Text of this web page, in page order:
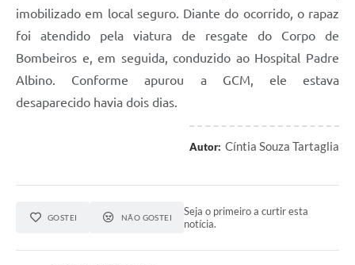
imobilizado em local seguro. Diante do ocorrido, o rapaz
foi atendido pela viatura de resgate do Corpo de
Bombeiros e, em seguida, conduzido ao Hospital Padre
Albino. Conforme apurou a GCM, ele estava
desaparecido havia dois dias.
Autor: Cíntia Souza Tartaglia
GOSTEI NÃO GOSTEI
Seja o primeiro a curtir esta
notícia.